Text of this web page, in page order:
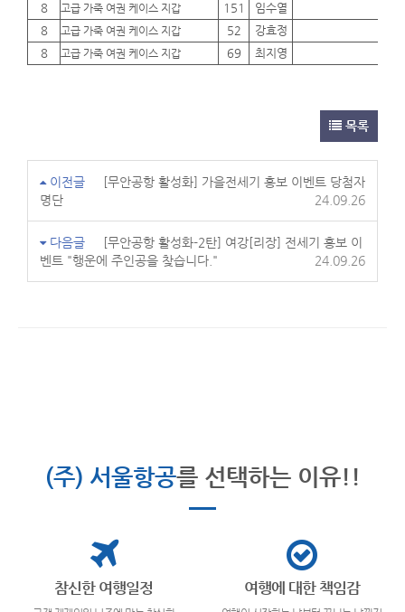
8
고급 가죽 여권 케이스 지갑 151 임수열
8
고급 가죽 여권 케이스 지갑 52 강효정
8
고급 가죽 여권 케이스 지갑 69 최지영
목록
이전글
[무안공항 활성화] 가을전세기 홍보 이벤트 당첨자
명단
24.09.26
다음글
[무안공항 활성화-2탄] 여강[리장] 전세기 홍보 이
벤트 "행운에 주인공을 찾습니다."
24.09.26
(주) 서울항공를 선택하는 이유!!
참신한 여행일정 여행에 대한 책임감